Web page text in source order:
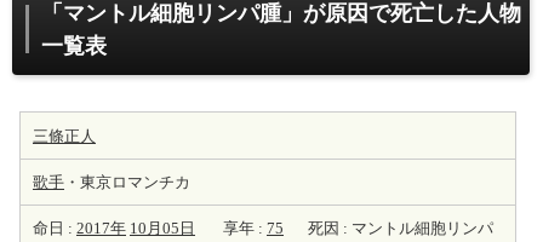
「マントル細胞リンパ腫」が原因で死亡した人物
一覧表
三條正人
歌手 ・東京ロマンチカ
命日 : 2017年 10月05日 享年 : 75
死因 : マントル細胞リンパ